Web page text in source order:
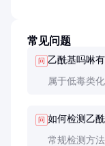
常见问题
问 乙酰基吗啉
属于低毒类
问 如何检测乙
常规检测方